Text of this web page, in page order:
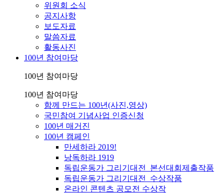
위원회 소식
공지사항
보도자료
말씀자료
활동사진
100년 참여마당
100년 참여마당
100년 참여마당
함께 만드는 100년(사진,영상)
국민참여 기념사업 인증신청
100년 매거진
100년 캠페인
만세하라 2019!
낭독하라 1919
독립운동가 그리기대전_본선대회제출작품
독립운동가 그리기대전_수상작품
온라인 콘텐츠 공모전 수상작